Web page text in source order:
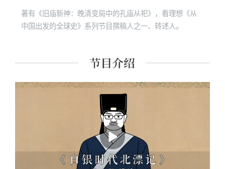
著有《旧庙新神：晚清变局中的孔庙从祀》，看理想《从
中国出发的全球史》系列节目撰稿人之一、转述人。